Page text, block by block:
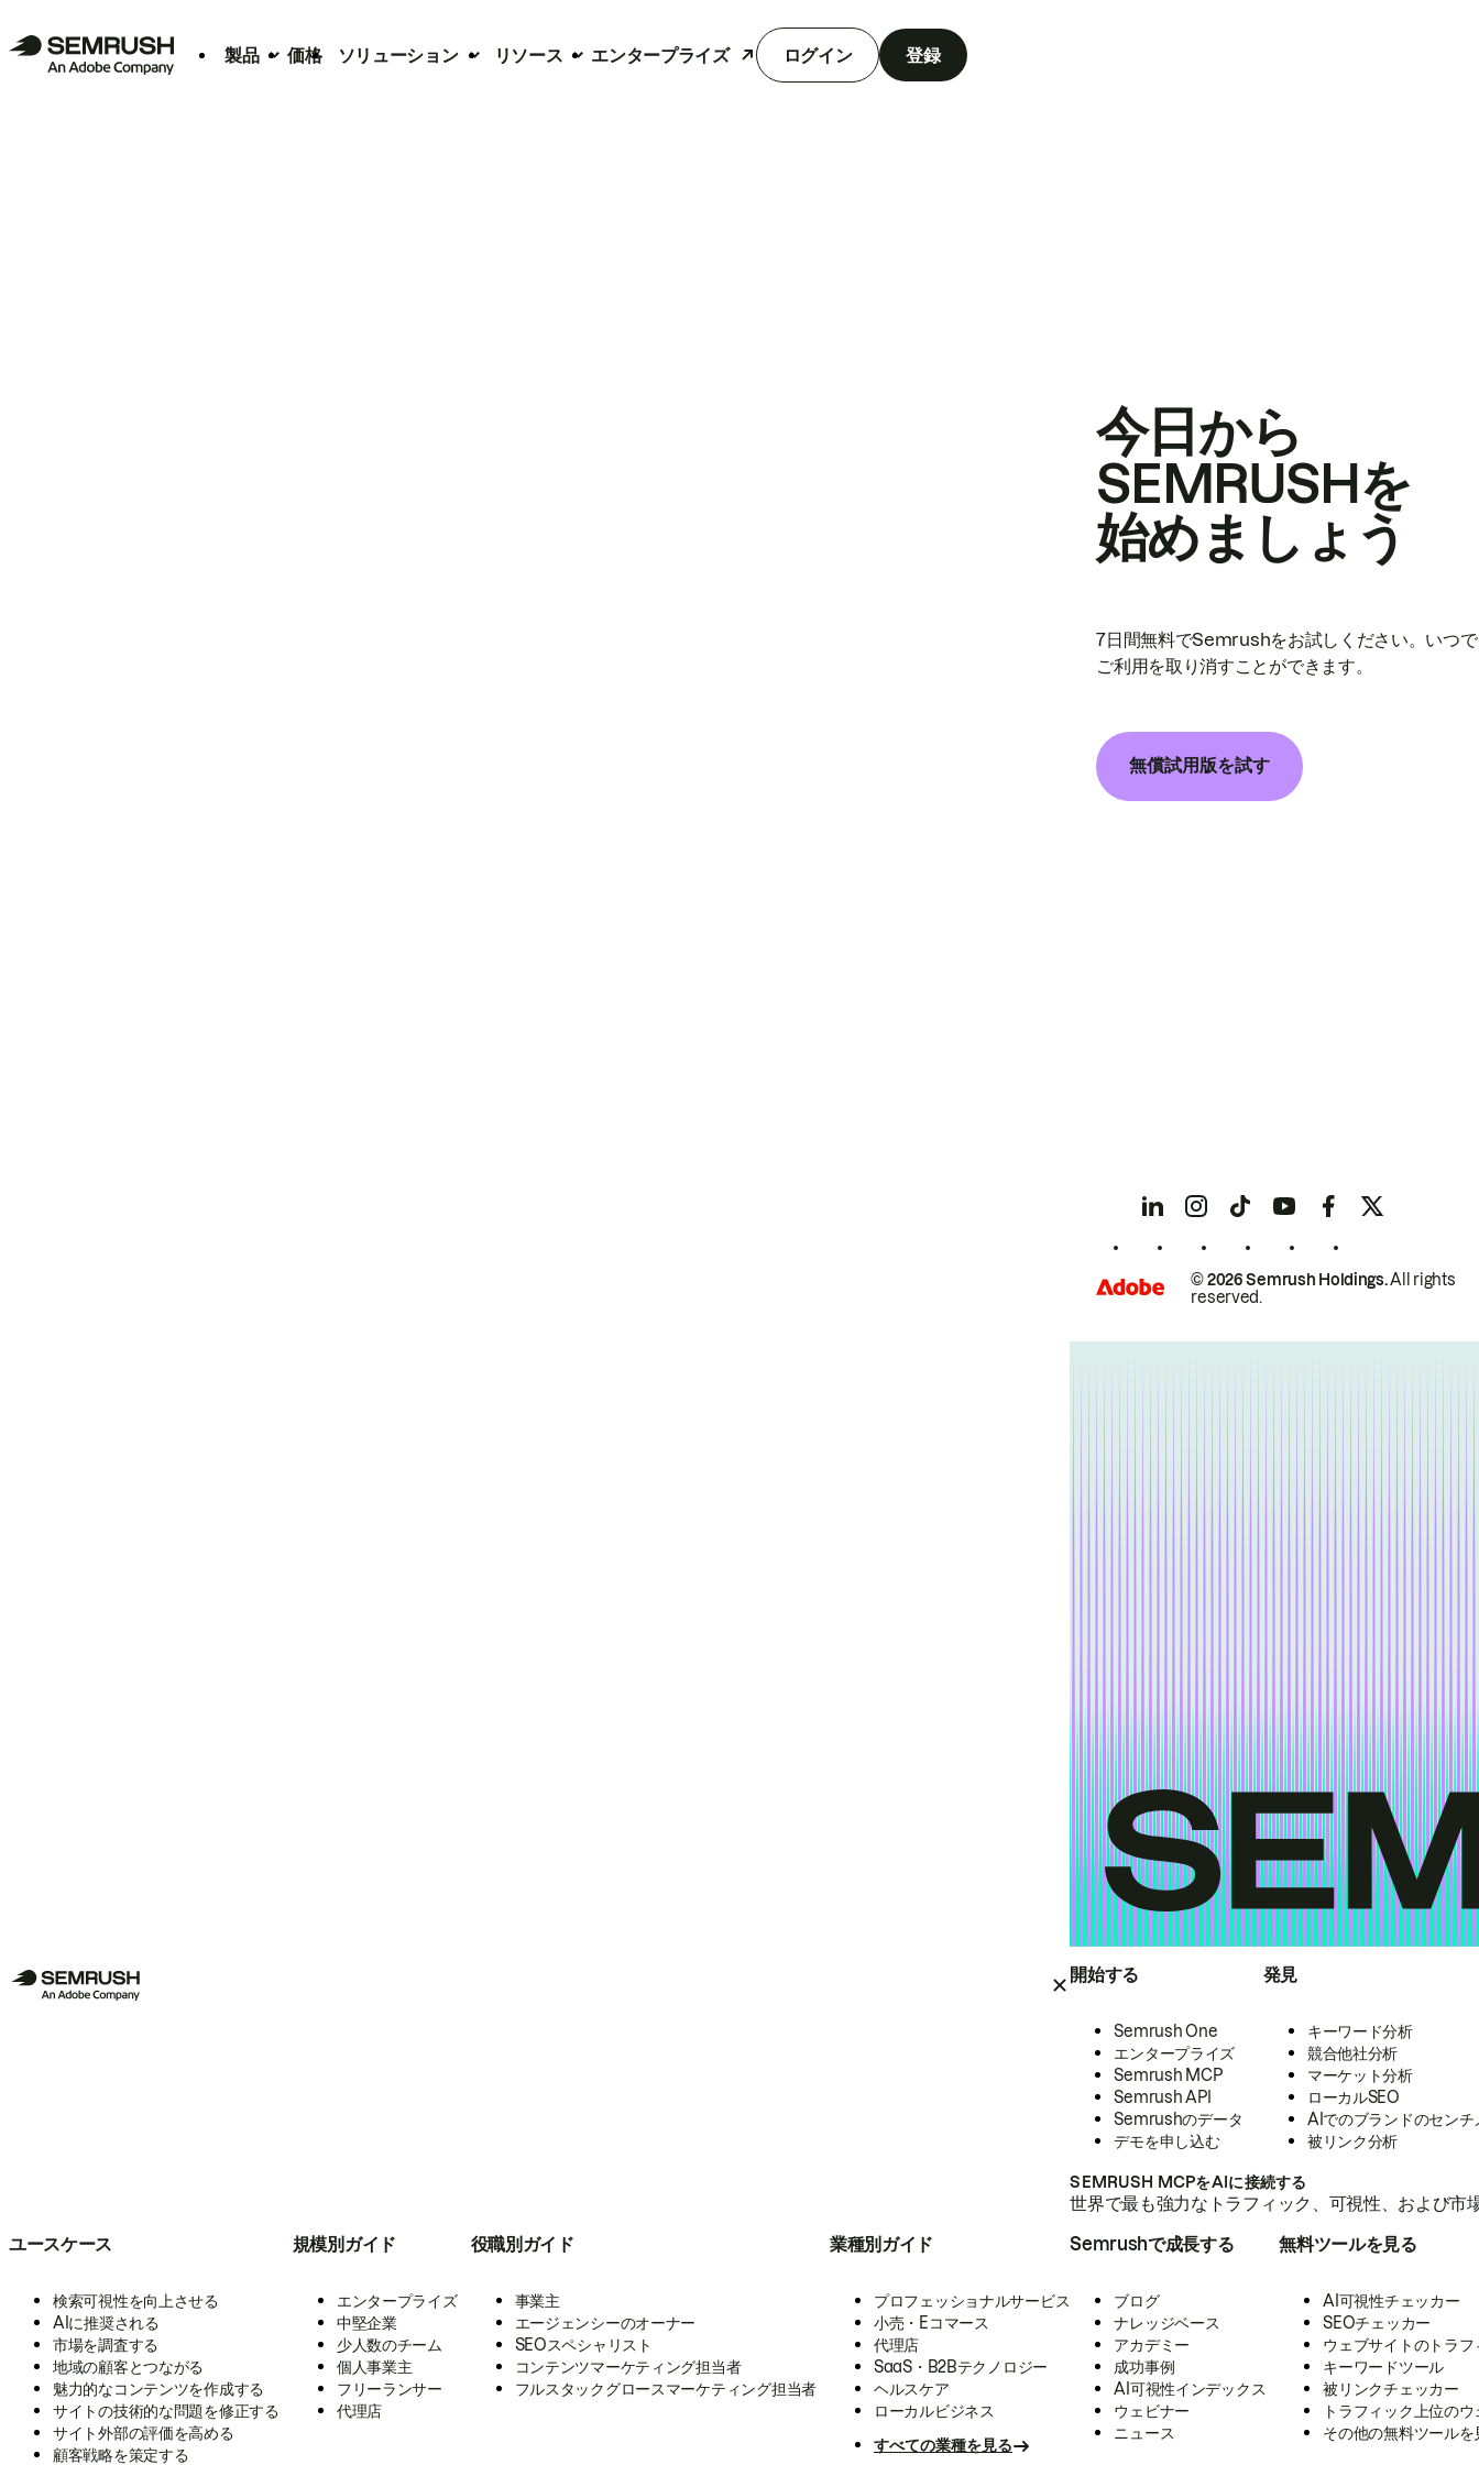
製品 価格 ソリューション リソース エンタープライズ ログイン 登録
開始する
Semrush One
エンタープライズ
Semrush MCP
Semrush API
Semrushのデータ
デモを申し込む
発見
キーワード分析
競合他社分析
マーケット分析
ローカルSEO
AIでのブランドのセンチ
被リンク分析
SEMRUSH MCPをAIに接続する
世界で最も強力なトラフィック、可視性、および
ユースケース
検索可視性を向上させる
AIに推奨される
市場を調査する
地域の顧客とつながる
魅力的なコンテンツを作成する
サイトの技術的な問題を修正する
サイト外部の評価を高める
顧客戦略を策定する
規模別ガイド
エンタープライズ
中堅企業
少人数のチーム
個人事業主
フリーランサー
代理店
役職別ガイド
事業主
エージェンシーのオーナー
SEOスペシャリスト
コンテンツマーケティング担当者
フルスタックグロースマーケティング担当者
業種別ガイド
プロフェッショナルサービス
小売・Eコマース
代理店
SaaS・B2Bテクノロジー
ヘルスケア
ローカルビジネス
すべての業種を見る
Semrushで成長する
ブログ
ナレッジベース
アカデミー
成功事例
AI可視性インデックス
ウェビナー
ニュース
無料ツールを見る
AI可視性チェッカー
SEOチェッカー
ウェブサイトのトラ
キーワードツール
被リンクチェッカー
トラフィック上位の
その他の無料ツールを
今日から
SEMRUSHを
始めましょう
7日間無料でSemrushをお試しください。いつ
ご利用を取り消すことができます。
無償試用版を試す
© 2026 Semrush Holdings.All rights
reserved.